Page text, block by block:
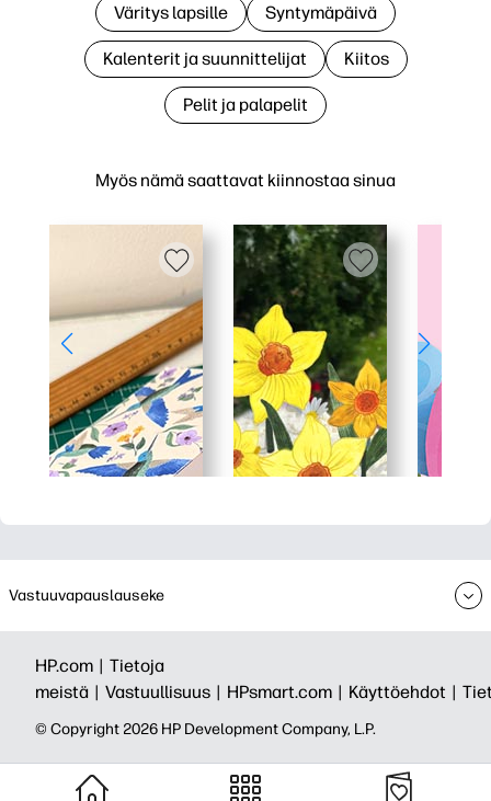
Myös nämä saattavat kiinnostaa sinua
Väritys lapsille Syntymäpäivä
Kalenterit ja suunnittelijat Kiitos
Pelit ja palapelit
Vastuuvapauslauseke
HP.com | Tietoja
meistä | Vastuullisuus | HPsmart.com | Käyttöehdot |
© Copyright 2026 HP Development Company, L.P.